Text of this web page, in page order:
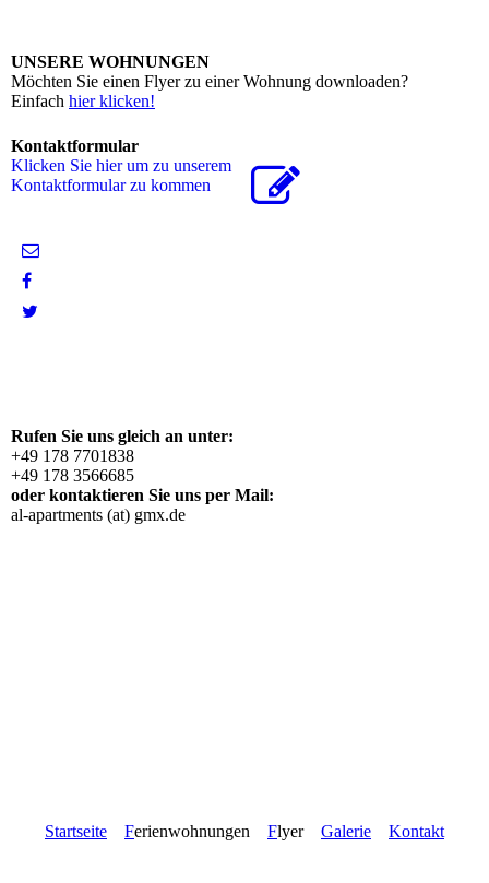
UNSERE WOHNUNGEN
Möchten Sie einen Flyer zu einer Wohnung downloaden?
Einfach hier klicken!
Kontaktformular
Klicken Sie hier um zu unserem
Kon­takt­for­mu­lar zu kommen
Rufen Sie uns gleich an unter:
+49 178 7701838
+49 178 3566685
oder kontaktieren Sie uns per Mail:
al-apartments (at) gmx.de
Startseite Ferienwohnungen Flyer Galerie Kontakt